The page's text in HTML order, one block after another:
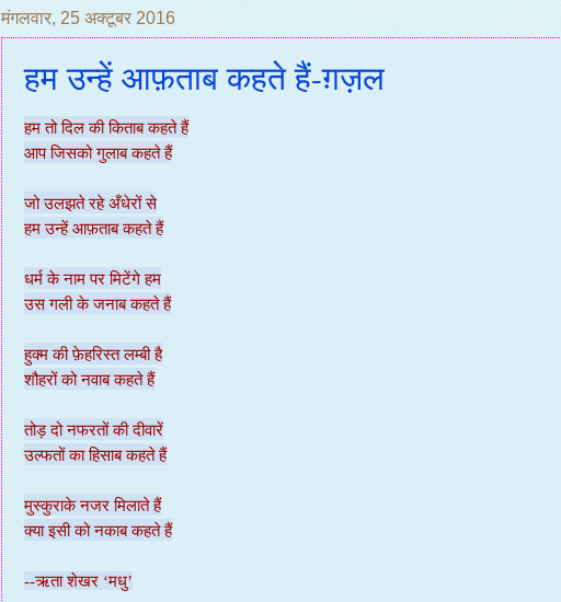
मंगलवार, 25 अक्टूबर 2016
हम उन्हें आफ़ताब कहते हैं-ग़ज़ल
हम तो दिल की किताब कहते हैं
आप जिसको गुलाब कहते हैं
जो उलझते रहे अँधेरों से
हम उन्हें आफ़ताब कहते हैं
धर्म के नाम पर मिटेंगे हम
उस गली के जनाब कहते हैं
हुक्म की फ़ेहरिस्त लम्बी है
शौहरों को नवाब कहते हैं
तोड़ दो नफरतों की दीवारें
उल्फतों का हिसाब कहते हैं
मुस्कुराके नजर मिलाते हैं
क्या इसी को नकाब कहते हैं
--ऋता शेखर ‘मधु’